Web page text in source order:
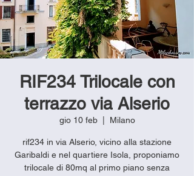
RIF234 Trilocale con
terrazzo via Alserio
gio 10 feb
  |
Milano
rif234 in via Alserio, vicino alla stazione
Garibaldi e nel quartiere Isola, proponiamo
trilocale di 80mq al primo piano senza